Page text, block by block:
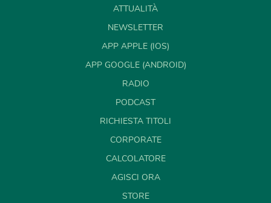
ATTUALITÀ
NEWSLETTER
APP APPLE (IOS)
APP GOOGLE (ANDROID)
RADIO
PODCAST
RICHIESTA TITOLI
CORPORATE
CALCOLATORE
AGISCI ORA
STORE